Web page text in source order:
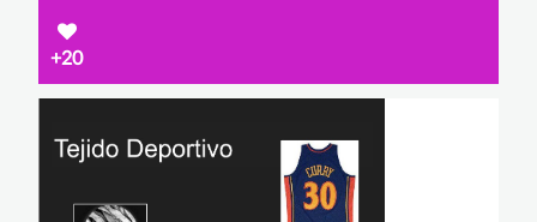
+20